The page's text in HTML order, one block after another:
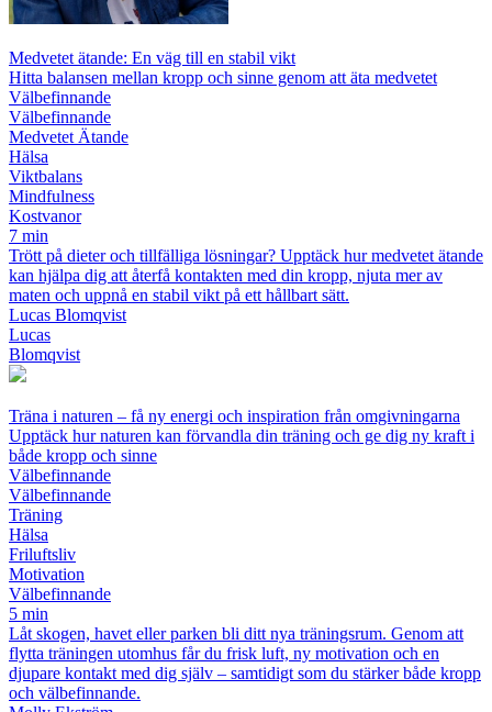
Medvetet ätande: En väg till en stabil vikt
Hitta balansen mellan kropp och sinne genom att äta medvetet
Välbefinnande
Välbefinnande
Medvetet Ätande
Hälsa
Viktbalans
Mindfulness
Kostvanor
7 min
Trött på dieter och tillfälliga lösningar? Upptäck hur medvetet ätande
kan hjälpa dig att återfå kontakten med din kropp, njuta mer av
maten och uppnå en stabil vikt på ett hållbart sätt.
Lucas Blomqvist
Lucas
Blomqvist
Träna i naturen – få ny energi och inspiration från omgivningarna
Upptäck hur naturen kan förvandla din träning och ge dig ny kraft i
både kropp och sinne
Välbefinnande
Välbefinnande
Träning
Hälsa
Friluftsliv
Motivation
Välbefinnande
5 min
Låt skogen, havet eller parken bli ditt nya träningsrum. Genom att
flytta träningen utomhus får du frisk luft, ny motivation och en
djupare kontakt med dig själv – samtidigt som du stärker både kropp
och välbefinnande.